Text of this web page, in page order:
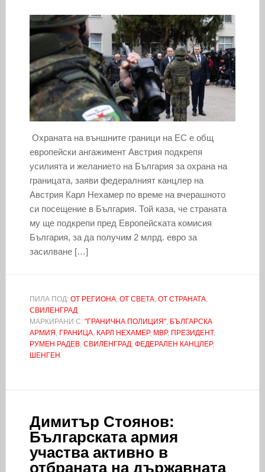
Охраната на външните граници на ЕС е общ
европейски ангажимент Австрия подкрепя
усилията и желанието на България за охрана на
границата, заяви федералният канцлер на
Австрия Карл Нехамер по време на вчерашното
си посещение в България. Той каза, че страната
му ще подкрепи пред Европейската комисия
България, за да получим 2 млрд. евро за
засилване […]
ПИЛА ПОД: ОТ РЕГИОНА, ОТ СВЕТА, ОТ СТРАНАТА,
СВИЛЕНГРАД
МАРКИРАНИ С: "ГРАНИЧНА ПОЛИЦИЯ", БЪЛГАРСКА
АРМИЯ , ГРАНИЦА, КАРЛ НЕХАМЕР, МВР, ПРЕЗИДЕНТ,
РУМЕН РАДЕВ, СВИЛЕНГРАД, ФЕДЕРАЛЕН КАНЦЛЕР,
ШЕНГЕН
Димитър Стоянов:
Българската армия
участва активно в
отбраната на държавната